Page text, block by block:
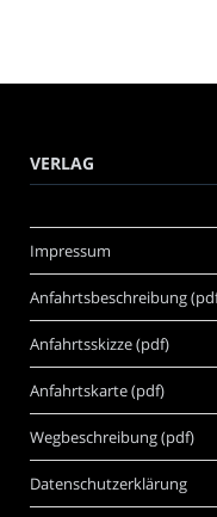
VERLAG
Impressum
Anfahrtsbeschreibung
Anfahrtsskizze (pdf)
Anfahrtskarte (pdf)
Wegbeschreibung (pdf)
Datenschutzerklärung